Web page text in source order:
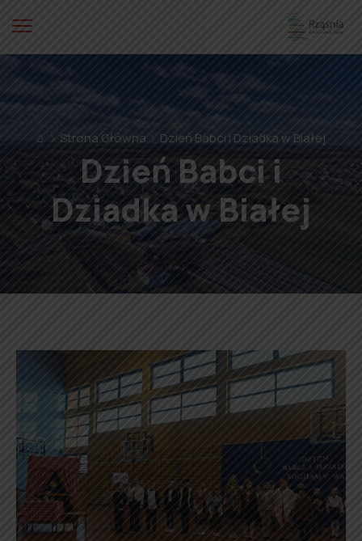
⌂ Strona Główna Dzień Babci i Dziadka w Białej
Dzień Babci i
Dziadka w Białej